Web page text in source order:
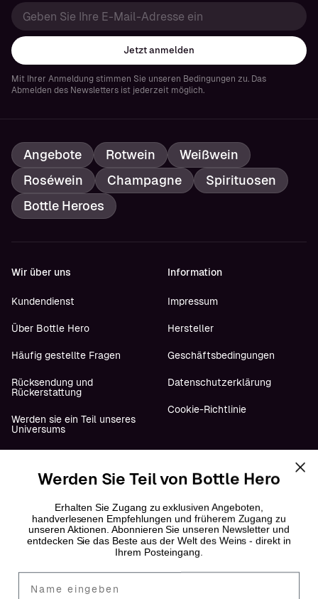
Jetzt anmelden
Mit Ihrer Anmeldung stimmen Sie unseren Bedingungen zu. Das
Abmelden des Newsletters ist jederzeit möglich.
Angebote Rotwein
Weißwein
Roséwein
Champagne
Spirituosen
Bottle Heroes
Wir über uns
Kundendienst
Über Bottle Hero
Häufig gestellte Fragen
Rücksendung und
Rückerstattung
Werden sie ein Teil unseres
Universums
Information
Impressum
Hersteller
Geschäftsbedingungen
Datenschutzerklärung
Cookie-Richtlinie
Folge uns
Instagram
LinkedIn
Werden Sie Teil von Bottle Hero
Erhalten Sie Zugang zu exklusiven Angeboten,
handverlesenen Empfehlungen und früherem Zugang zu
unseren Aktionen. Abonnieren Sie unseren Newsletter und
entdecken Sie das Beste aus der Welt des Weins - direkt in
Ihrem Posteingang.
Fornavn